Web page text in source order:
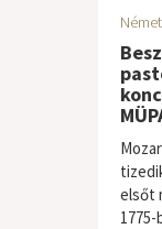
elsőt